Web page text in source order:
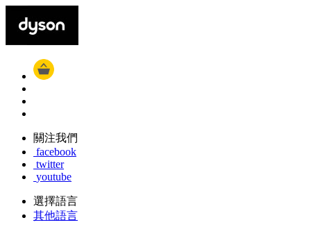
關注我們
facebook
twitter
youtube
選擇語言
其他語言